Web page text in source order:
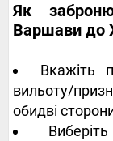
Як
Варшави до
Вкажіть
вильоту/
обидві